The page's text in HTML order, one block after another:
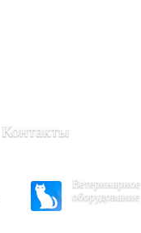
Контакты
Ветеринарное
оборудование